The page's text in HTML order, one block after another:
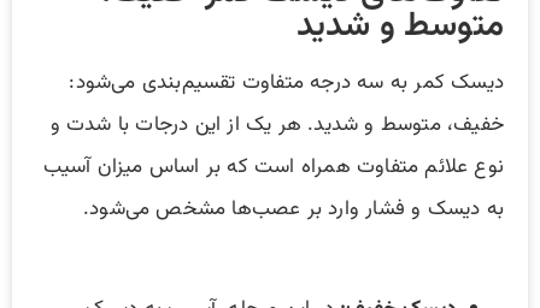
متوسط و شدید
دیسک کمر به سه درجه متفاوت تقسیم‌بندی می‌شود:
خفیف، متوسط و شدید. هر یک از این درجات با شدت و
نوع علائم متفاوت همراه است که بر اساس میزان آسیب
به دیسک و فشار وارد بر عصب‌ها مشخص می‌شود.